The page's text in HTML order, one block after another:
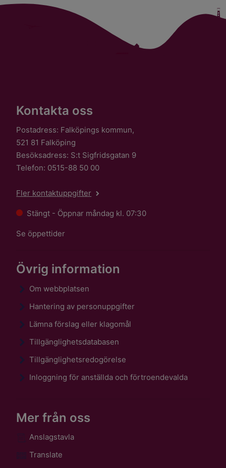
Kontakta oss
Postadress: Falköpings kommun,
521 81 Falköping
Besöksadress: S:t Sigfridsgatan 9
Telefon: 0515-88 50 00
Fler kontaktuppgifter
Stängt - Öppnar måndag kl. 07:30
Se öppettider
Övrig information
Om webbplatsen
Hantering av personuppgifter
Lämna förslag eller klagomål
Tillgänglighetsdatabasen
Tillgänglighetsredogörelse
Inloggning för anställda och förtroendevalda
Mer från oss
Anslagstavla
Translate